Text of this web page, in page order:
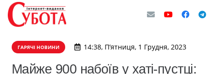
ГАРЯЧІ НОВИНИ 14:38, П’ятниця, 1 Грудня, 2023
Майже 900 набоїв у хаті-пустці: